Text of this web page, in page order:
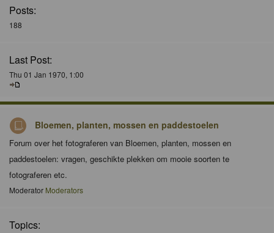
Posts:
188
Last Post:
Thu 01 Jan 1970, 1:00
Bloemen, planten, mossen en paddestoelen
Forum over het fotograferen van Bloemen, planten, mossen en
paddestoelen: vragen, geschikte plekken om mooie soorten te
fotograferen etc.
Moderator Moderators
Topics: